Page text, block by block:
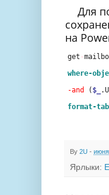
Для
на
get -
where-
-and
( $_
format-
By 2U -
Ярлыки: